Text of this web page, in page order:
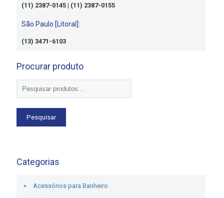
(11) 2387-0145 | (11) 2387-0155
São Paulo [Litoral]:
(13) 3471-6103
Procurar produto
Pesquisar
Categorias
Acessórios para Banheiro